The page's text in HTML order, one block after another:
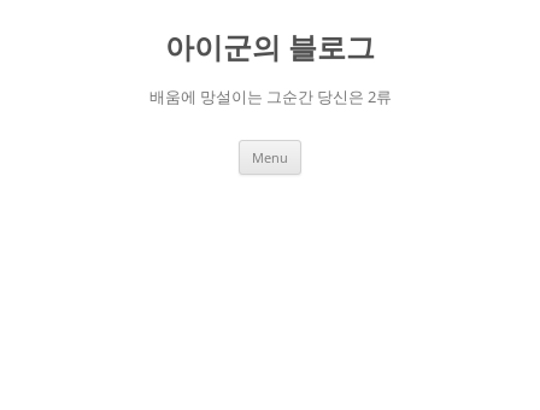
아이군의 블로그
배움에 망설이는 그순간 당신은 2류
Menu